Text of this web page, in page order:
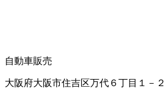
自動車販売
大阪府大阪市住吉区万代６丁目１－２